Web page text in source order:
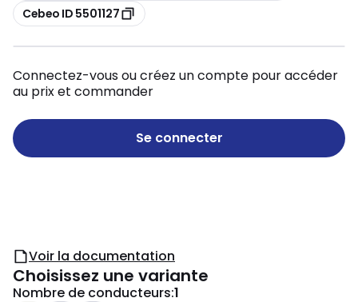
Copier
Cebeo ID 5501127
Connectez-vous ou créez un compte pour accéder
au prix et commander
Se connecter
Voir la documentation
Choisissez une variante
Nombre de conducteurs:1